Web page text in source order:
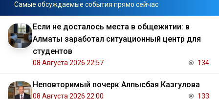
Самые обсуждаемые события прямо сейчас
Если не досталось места в общежитии: в
Алматы заработал ситуационный центр для
студентов
08 Августа 2026 22:57 134
Неповторимый почерк Алпысбая Казгулова
08 Августа 2026 22:00 133